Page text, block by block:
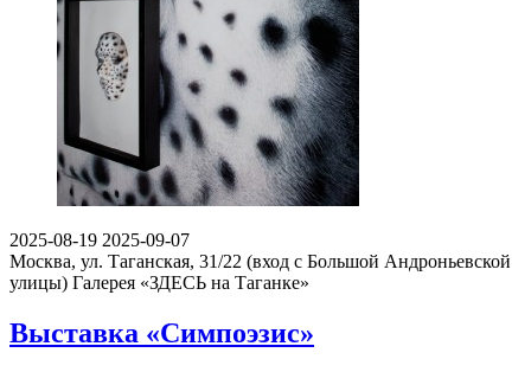
2025-08-19 2025-09-07
Москва, ул. Таганская, 31/22 (вход с Большой Андроньевской
улицы) Галерея «ЗДЕСЬ на Таганке»
Выставка «Симпоэзис»